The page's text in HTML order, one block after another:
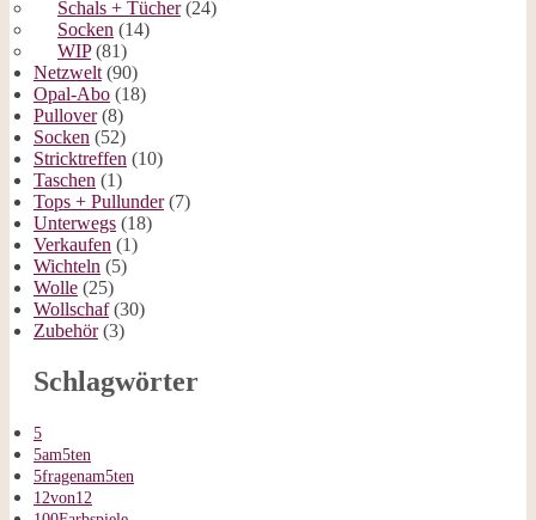
Schals + Tücher(24)
Socken (14)
WIP(81)
Netzwelt (90)
Opal-Abo (18)
Pullover(8)
Socken (52)
Stricktreffen (10)
Taschen (1)
Tops + Pullunder(7)
Unterwegs (18)
Verkaufen (1)
Wichteln (5)
Wolle (25)
Wollschaf(30)
Zubehör(3)
Schlagwörter
5
5am5ten
5fragenam5ten
12von12